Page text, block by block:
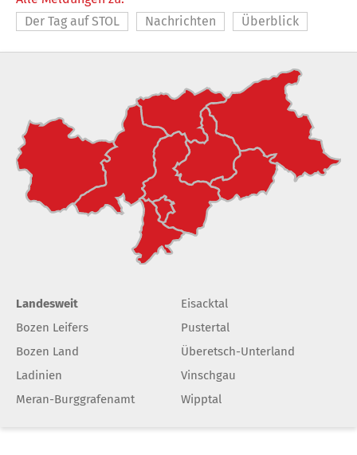
Der Tag auf STOL
Nachrichten Überblick
Landesweit
Bozen Leifers
Bozen Land
Ladinien
Meran-Burggrafenamt
Eisacktal
Pustertal
Überetsch-Unterland
Vinschgau
Wipptal